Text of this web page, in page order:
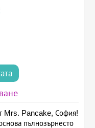
Mrs. Pancake, София!
пълнозърнесто